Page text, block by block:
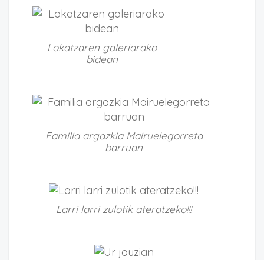
Lokatzaren galeriarako
bidean
Familia argazkia Mairuelegorreta
barruan
Larri larri zulotik ateratzeko!!!